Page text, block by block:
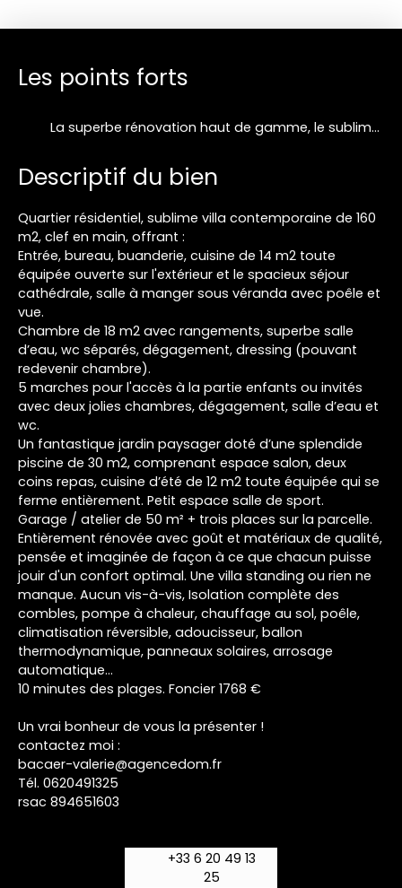
Les points forts
La superbe rénovation haut de gamme, le sublime extérieur, la magnifique piscine, le confort optimal, le calme à proximité des commerces et de la mer
Descriptif du bien
Quartier résidentiel, sublime villa contemporaine de 160
m2, clef en main, offrant :
Entrée, bureau, buanderie, cuisine de 14 m2 toute
équipée ouverte sur l'extérieur et le spacieux séjour
cathédrale, salle à manger sous véranda avec poêle et
vue.
Chambre de 18 m2 avec rangements, superbe salle
d’eau, wc séparés, dégagement, dressing (pouvant
redevenir chambre).
5 marches pour l'accès à la partie enfants ou invités
avec deux jolies chambres, dégagement, salle d’eau et
wc.
Un fantastique jardin paysager doté d’une splendide
piscine de 30 m2, comprenant espace salon, deux
coins repas, cuisine d’été de 12 m2 toute équipée qui se
ferme entièrement. Petit espace salle de sport.
Garage / atelier de 50 m² + trois places sur la parcelle.
Entièrement rénovée avec goût et matériaux de qualité,
pensée et imaginée de façon à ce que chacun puisse
jouir d'un confort optimal. Une villa standing ou rien ne
manque. Aucun vis-à-vis, Isolation complète des
combles, pompe à chaleur, chauffage au sol, poêle,
climatisation réversible, adoucisseur, ballon
thermodynamique, panneaux solaires, arrosage
automatique…
10 minutes des plages. Foncier 1768 €
Un vrai bonheur de vous la présenter !
contactez moi :
bacaer-valerie@agencedom.fr
Tél. 0620491325
rsac 894651603
+33 6 20 49 13
25